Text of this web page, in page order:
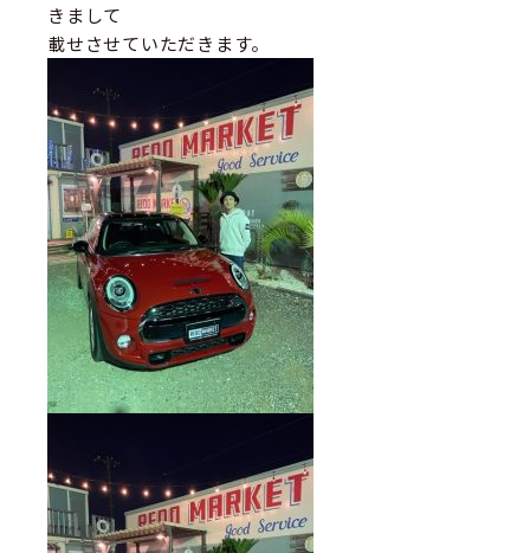
きまして
載せさせていただきます。